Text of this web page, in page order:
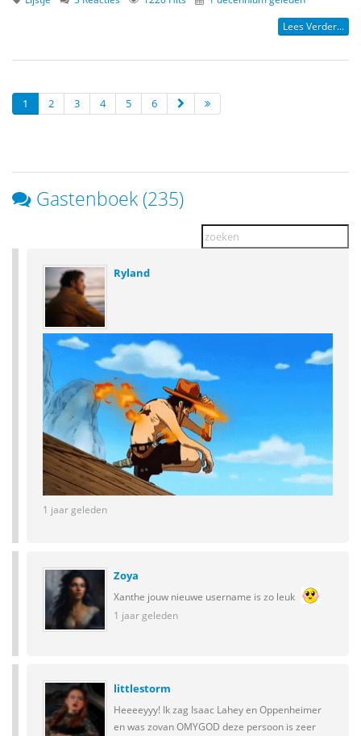
Lees Verder...
1 2 3 4 5 6
Gastenboek (235)
Ryland
1 jaar geleden
Zoya
Xanthe jouw nieuwe username is zo leuk
1 jaar geleden
littlestorm
Heeeeyyy! Ik zag Isaac Lahey en Oppenheimer
en was zovan OMYGOD deze persoon is zeer